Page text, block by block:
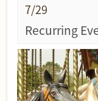
7/29
Recurring